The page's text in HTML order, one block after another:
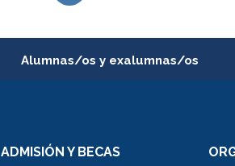
Alumnas/os y exalumnas/os
Consulta y certificado de notas
ADMISIÓN Y BECAS